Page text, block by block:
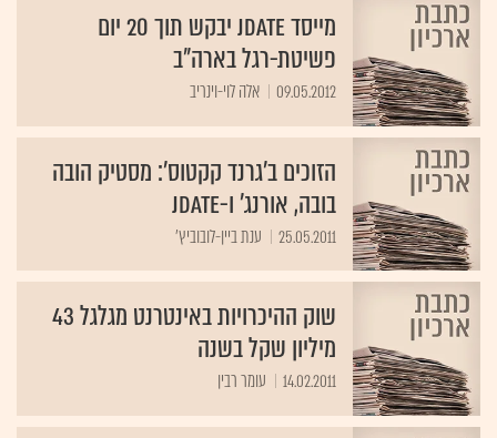
מייסד JDate יבקש תוך 20 יום
פשיטת-רגל בארה"ב
09.05.2012 אלה לוי-וינריב
הזוכים ב'גרנד קקטוס': מסטיק הובה
בובה, אורנג' ו-JDATE
25.05.2011 ענת ביין-לובוביץ'
שוק ההיכרויות באינטרנט מגלגל 43
מיליון שקל בשנה
14.02.2011 עומר רבין